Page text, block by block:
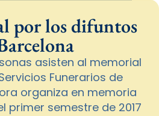
por los difuntos
asisten al memorial
Funerarios de
organiza en memoria
primer semestre de 2017